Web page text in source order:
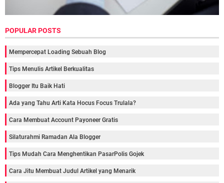
POPULAR POSTS
Mempercepat Loading Sebuah Blog
Tips Menulis Artikel Berkualitas
Blogger Itu Baik Hati
Ada yang Tahu Arti Kata Hocus Focus Trulala?
Cara Membuat Account Payoneer Gratis
Silaturahmi Ramadan Ala Blogger
Tips Mudah Cara Menghentikan PasarPolis Gojek
Cara Jitu Membuat Judul Artikel yang Menarik